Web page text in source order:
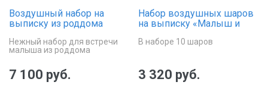
Воздушный набор на
выписку из роддома
Нежный набор для встречи
малыша из роддома
7 100 руб.
Набор воздушных шаров
на выписку «Малыш и
В наборе 10 шаров
3 320 руб.